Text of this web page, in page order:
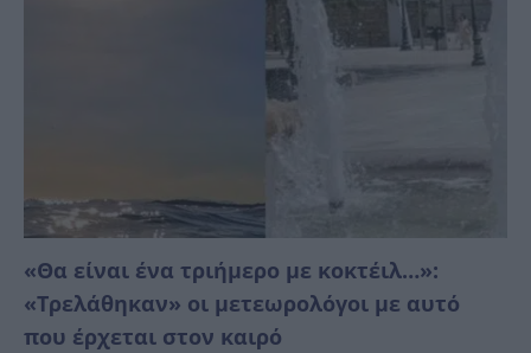
«Θα είναι ένα τριήμερο με κοκτέιλ…»:
«Τρελάθηκαν» οι μετεωρολόγοι με αυτό
που έρχεται στον καιρό